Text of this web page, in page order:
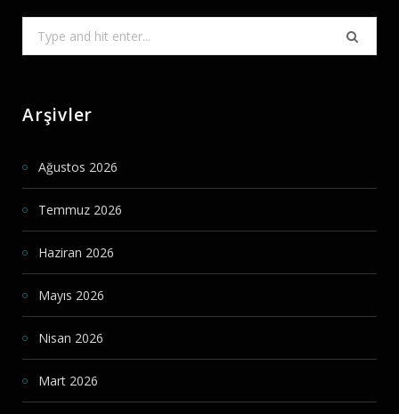
for:
Arşivler
Ağustos 2026
Temmuz 2026
Haziran 2026
Mayıs 2026
Nisan 2026
Mart 2026